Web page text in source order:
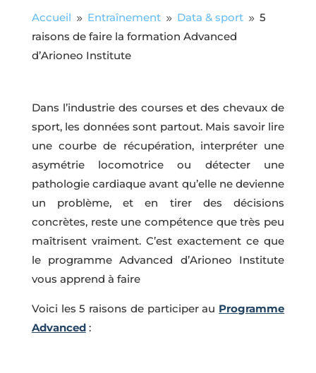
Accueil 9 Entraînement 9 Data & sport 9 5
raisons de faire la formation Advanced
d’Arioneo Institute
Dans l’industrie des courses et des chevaux de
sport, les données sont partout. Mais savoir lire
une courbe de récupération, interpréter une
asymétrie locomotrice ou détecter une
pathologie cardiaque avant qu’elle ne devienne
un problème, et en tirer des décisions
concrètes, reste une compétence que très peu
maîtrisent vraiment. C’est exactement ce que
le programme Advanced d’Arioneo Institute
vous apprend à faire
Voici les 5 raisons de participer au Programme
Advanced: